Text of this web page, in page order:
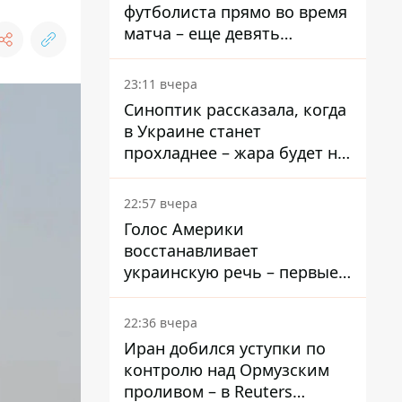
футболиста прямо во время
матча – еще девять
пострадали
23:11 вчера
Синоптик рассказала, когда
в Украине станет
прохладнее – жара будет не
долго
22:57 вчера
Голос Америки
восстанавливает
украинскую речь – первые
эфиры ожидаются на
следующей неделе
22:36 вчера
Иран добился уступки по
контролю над Ормузским
проливом – в Reuters